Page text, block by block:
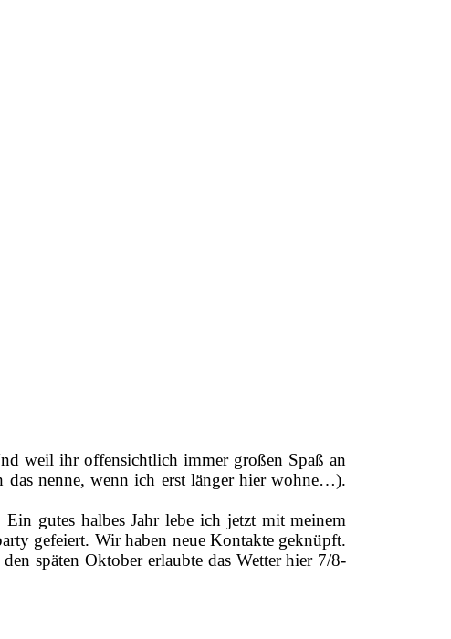
weil ihr offensichtlich immer großen Spaß an
das nenne, wenn ich erst länger hier wohne…).
gutes halbes Jahr lebe ich jetzt mit meinem
gefeiert. Wir haben neue Kontakte geknüpft.
späten Oktober erlaubte das Wetter hier 7/8-